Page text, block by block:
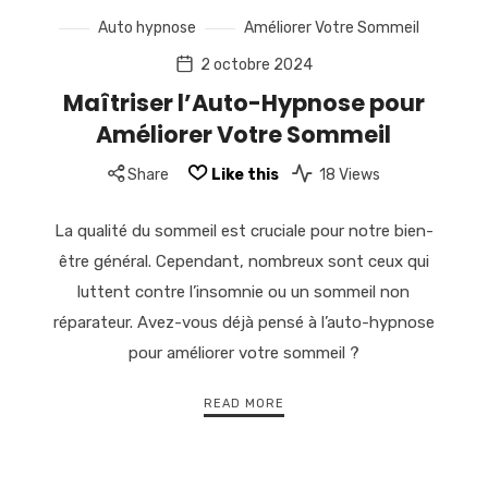
Auto hypnose
Améliorer Votre Sommeil
2 octobre 2024
Maîtriser l’Auto-Hypnose pour
Améliorer Votre Sommeil
Share Like this 18 Views
La qualité du sommeil est cruciale pour notre bien-
être général. Cependant, nombreux sont ceux qui
luttent contre l’insomnie ou un sommeil non
réparateur. Avez-vous déjà pensé à l’auto-hypnose
pour améliorer votre sommeil ?
READ MORE